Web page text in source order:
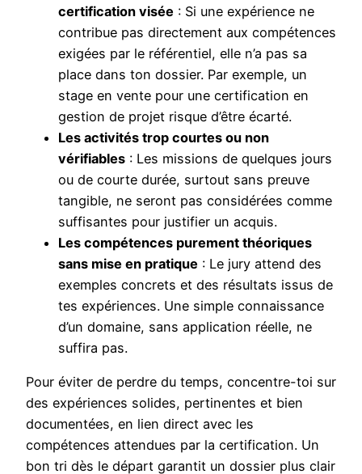
certification visée : Si une expérience ne
contribue pas directement aux compétences
exigées par le référentiel, elle n’a pas sa
place dans ton dossier. Par exemple, un
stage en vente pour une certification en
gestion de projet risque d’être écarté.
Les activités trop courtes ou non
vérifiables : Les missions de quelques jours
ou de courte durée, surtout sans preuve
tangible, ne seront pas considérées comme
suffisantes pour justifier un acquis.
Les compétences purement théoriques
sans mise en pratique : Le jury attend des
exemples concrets et des résultats issus de
tes expériences. Une simple connaissance
d’un domaine, sans application réelle, ne
suffira pas.
Pour éviter de perdre du temps, concentre-toi sur
des expériences solides, pertinentes et bien
documentées, en lien direct avec les
compétences attendues par la certification. Un
bon tri dès le départ garantit un dossier plus clair